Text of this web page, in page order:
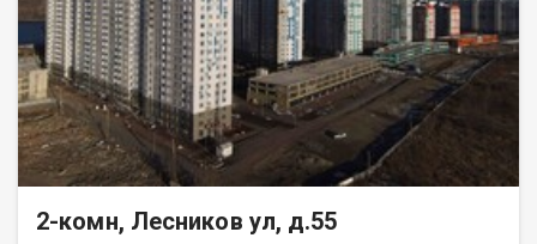
2-комн, Лесников ул, д.55